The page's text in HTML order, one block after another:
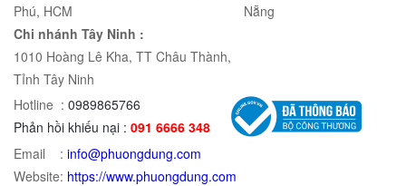
Phú, HCM
Nẵng
Chi nhánh Tây Ninh :
1010 Hoàng Lê Kha, TT Châu Thành,
Tỉnh Tây Ninh
Hotline : 0989865766
Phản hồi khiếu nại : 091 6666 348
Email : info@phuongdung.com
Website: https://www.phuongdung.com